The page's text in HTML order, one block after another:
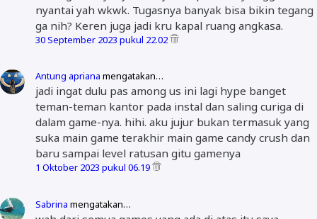
nyantai yah wkwk. Tugasnya banyak bisa bikin tegang
ga nih? Keren juga jadi kru kapal ruang angkasa.
30 September 2023 pukul 22.02
Antung apriana mengatakan…
jadi ingat dulu pas among us ini lagi hype banget
teman-teman kantor pada instal dan saling curiga di
dalam game-nya. hihi. aku jujur bukan termasuk yang
suka main game terakhir main game candy crush dan
baru sampai level ratusan gitu gamenya
1 Oktober 2023 pukul 06.19
Sabrina mengatakan…